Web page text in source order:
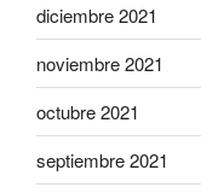
diciembre 2021
noviembre 2021
octubre 2021
septiembre 2021